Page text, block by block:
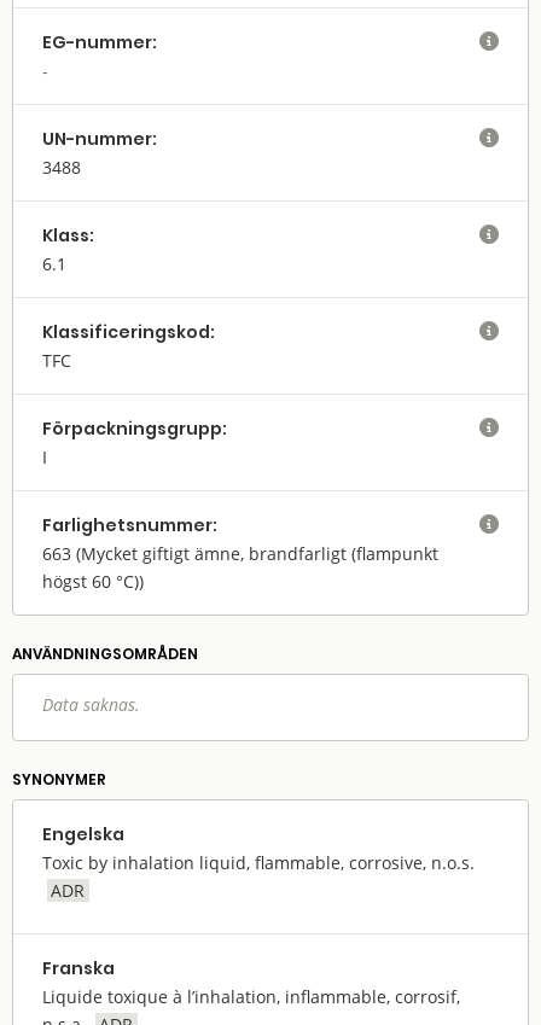
EG-nummer: 
UN-nummer:
3488

Klass:
6.1

Klassifi­cerings­kod:
TFC

Förpack­nings­grupp:
I

Farlighets­nummer:
663 (Mycket giftigt ämne, brandfarligt (flampunkt
högst 60 °C))

ANVÄNDNINGS­OMRÅDEN
Data saknas.
SYNONYMER
Engelska
Toxic by inhalation liquid, flammable, corrosive, n.o.s.
ADR
Franska
Liquide toxique à l’inhalation, inflammable, corrosif,